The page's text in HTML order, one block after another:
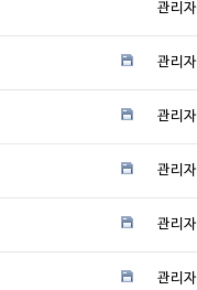
관리자
관리자
관리자
관리자
관리자
관리자